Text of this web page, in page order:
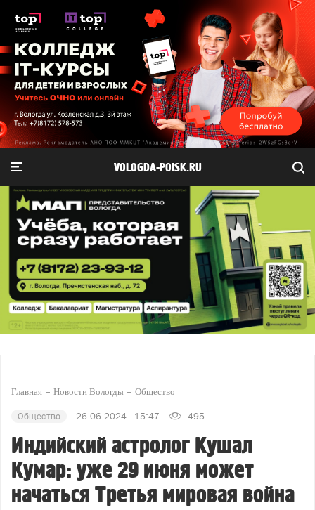
VOLOGDA-POISK.RU
Главная Новости Вологды Общество
Общество 26.06.2024 - 15:47 495
Индийский астролог Кушал
Кумар: уже 29 июня может
начаться Третья мировая война